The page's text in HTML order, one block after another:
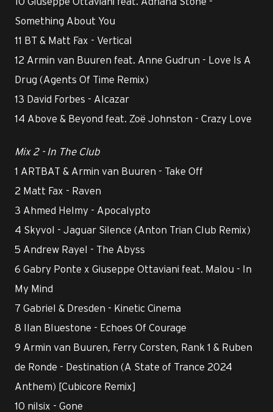
Something About You
11 BT & Matt Fax - Vertical
12 Armin van Buuren feat. Anne Gudrun - Love Is A
Drug (Agents Of Time Remix)
13 David Forbes - Alcazar
14 Above & Beyond feat. Zoë Johnston - Crazy Love
Mix 2 - In The Club
1 ARTBAT & Armin van Buuren - Take Off
2 Matt Fax - Raven
3 Ahmed Helmy - Apocalypto
4 Skyvol - Jaguar Silence (Anton Trian Club Remix)
5 Andrew Rayel - The Abyss
6 Gabry Ponte x Giuseppe Ottaviani feat. Malou - In
My Mind
7 Gabriel & Dresden - Kinetic Cinema
8 Ilan Bluestone - Echoes Of Courage
9 Armin van Buuren, Ferry Corsten, Rank 1 & Ruben
de Ronde - Destination (A State of Trance 2024
Anthem) [Cubicore Remix]
10 nilsix - Gone